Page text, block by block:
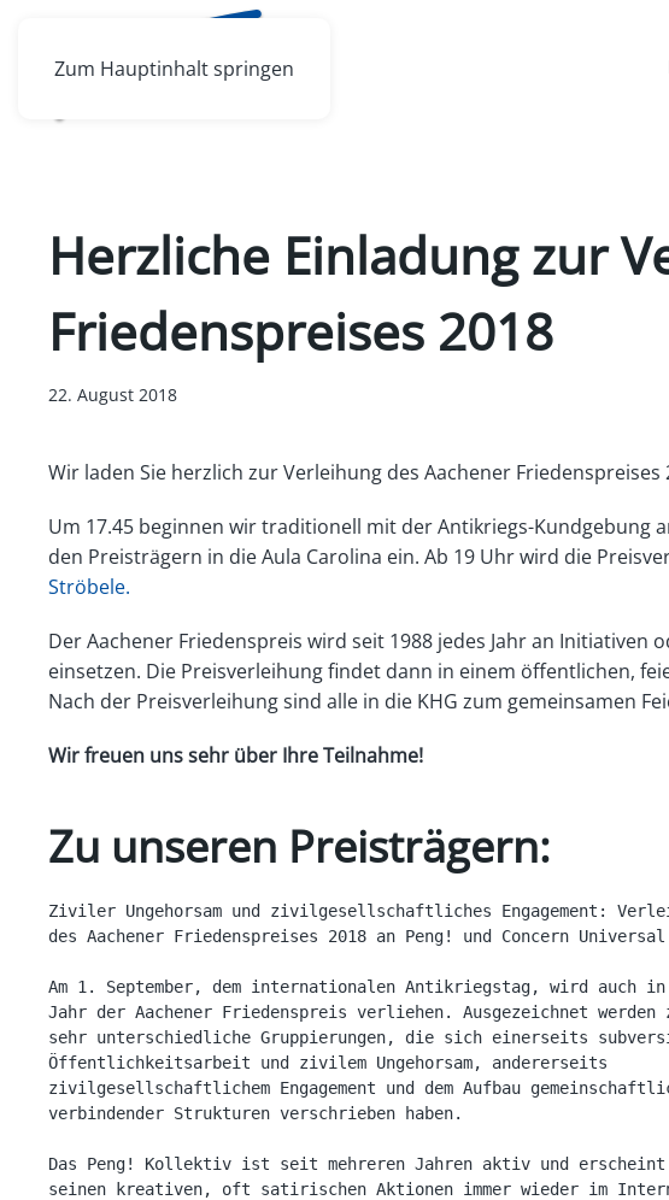
Zum Hauptinhalt springen
Herzliche Einladung zur
Friedenspreises 2018
22. August 2018
Wir laden Sie herzlich zur Verleihung des Aachener Friedenspreises
Um 17.45 beginnen wir traditionell mit der Antikriegs-Kundgebung
den Preisträgern in die Aula Carolina ein. Ab 19 Uhr wird die
Ströbele.
Der Aachener Friedenspreis wird seit 1988 jedes Jahr an
einsetzen. Die Preisverleihung findet dann in einem öffentlichen,
Nach der Preisverleihung sind alle in die KHG zum gemeinsamen
Wir freuen uns sehr über Ihre Teilnahme!
Zu unseren Preisträgern:
Ziviler Ungehorsam und zivilgesellschaftliches Engagement:
des Aachener Friedenspreises 2018 an Peng! und Concern Universal
Am 1. September, dem internationalen Antikriegstag, wird auch in
Jahr der Aachener Friedenspreis verliehen. Ausgezeichnet werden
sehr unterschiedliche Gruppierungen, die sich einerseits
Öffentlichkeitsarbeit und zivilem Ungehorsam, andererseits
zivilgesellschaftlichem Engagement und dem Aufbau
verbindender Strukturen verschrieben haben.
Das Peng! Kollektiv ist seit mehreren Jahren aktiv und
seinen kreativen, oft satirischen Aktionen immer wieder im